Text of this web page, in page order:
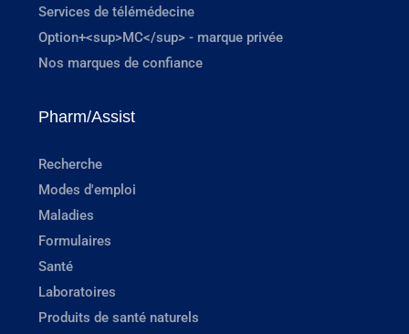
Services de télémédecine
Option+<sup>MC</sup> - marque privée
Nos marques de confiance
Pharm/Assist
Recherche
Modes d'emploi
Maladies
Formulaires
Santé
Laboratoires
Produits de santé naturels